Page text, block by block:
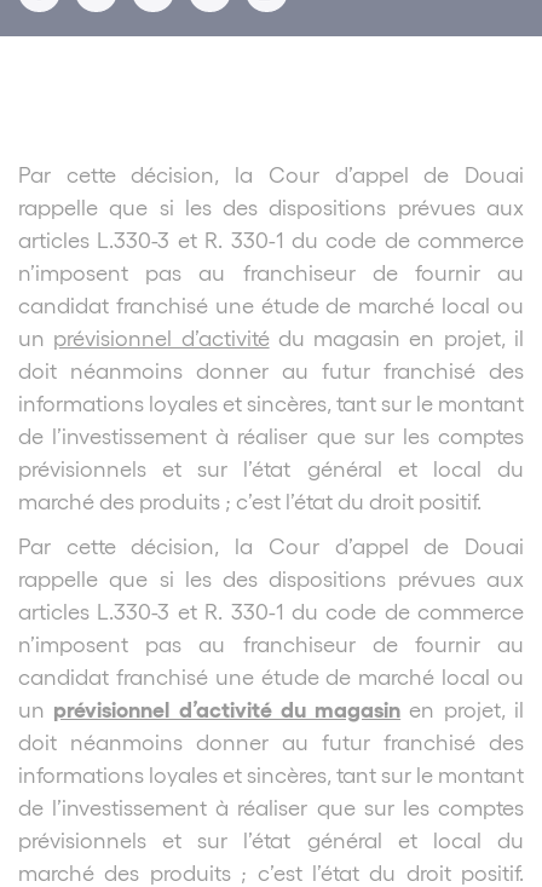
Par cette décision, la Cour d’appel de Douai
rappelle que si les des dispositions prévues aux
articles L.330-3 et R. 330-1 du code de commerce
n’imposent pas au franchiseur de fournir au
candidat franchisé une étude de marché local ou
un prévisionnel d’activitédu magasin en projet, il
doit néanmoins donner au futur franchisé des
informations loyales et sincères, tant sur le montant
de l’investissement à réaliser que sur les comptes
prévisionnels et sur l’état général et local du
marché des produits ; c’est l’état du droit positif.
Par cette décision, la Cour d’appel de Douai
rappelle que si les des dispositions prévues aux
articles L.330-3 et R. 330-1 du code de commerce
n’imposent pas au franchiseur de fournir au
candidat franchisé une étude de marché local ou
un prévisionnel d’activité du magasin en projet, il
doit néanmoins donner au futur franchisé des
informations loyales et sincères, tant sur le montant
de l’investissement à réaliser que sur les comptes
prévisionnels et sur l’état général et local du
marché des produits ; c’est l’état du droit positif.